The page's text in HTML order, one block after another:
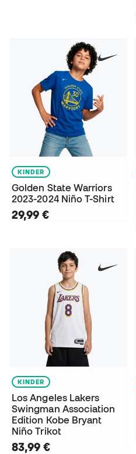
KINDER
Golden State Warriors
2023-2024 Niño T-Shirt
29,99 €
KINDER
Los Angeles Lakers
Swingman Association
Edition Kobe Bryant
Niño Trikot
83,99 €